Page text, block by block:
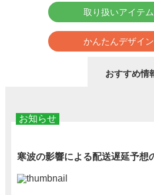
おすすめ情
取り扱いアイテ
かんたんデザイ
お知らせ
寒波の影響による配送遅延予想